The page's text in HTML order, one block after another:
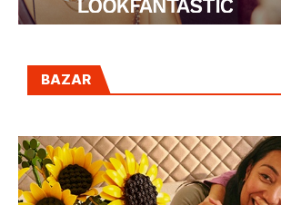
BAZAR